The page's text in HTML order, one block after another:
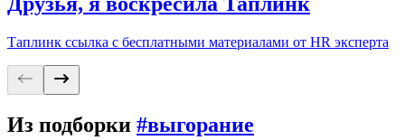
Таплинк ссылка с бесплатными материалами от HR эксперта
Из подборки #выгорание